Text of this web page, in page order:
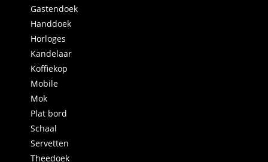
Gastendoek
Handdoek
Horloges
Kandelaar
Koffiekop
Mobile
Mok
Plat bord
Schaal
Servetten
Theedoek